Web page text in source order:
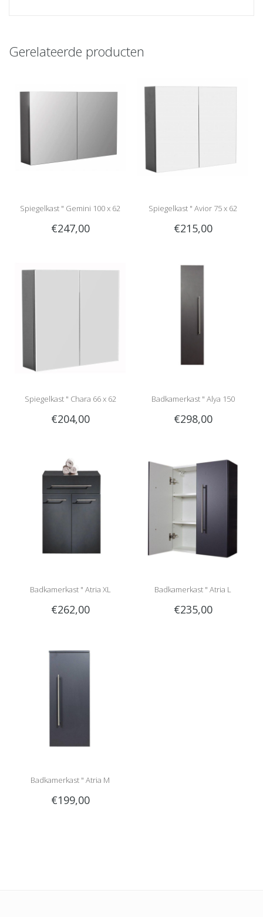
Gerelateerde producten
Spiegelkast " Gemini 100 x 62
anthracite "
€247,00
Spiegelkast " Avior 75 x 62
anthracite "
€215,00
Spiegelkast " Chara 66 x 62
anthracite "
€204,00
Badkamerkast " Alya 150
anthracite "
€298,00
Badkamerkast " Atria XL
anthracite "
€262,00
Badkamerkast " Atria L
anthracite "
€235,00
Badkamerkast " Atria M
anthracite "
€199,00